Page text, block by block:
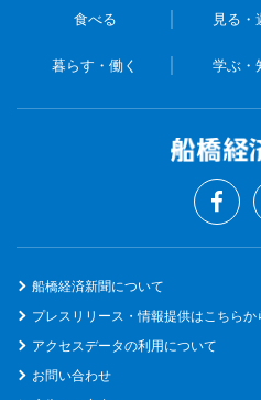
食べる 見る・
暮らす・働く 学ぶ・
船橋経済新聞について
プレスリリース・情報提供はこちらか
アクセスデータの利用について
お問い合わせ